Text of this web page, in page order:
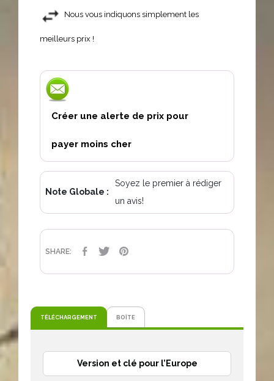
Nous vous indiquons simplement les
meilleurs prix !
Créer une alerte de prix pour
payer moins cher
Note Globale :
Soyez le premier à rédiger
un avis!
SHARE: PARTAGER
TWEET
TÉLÉCHARGEMENT BOÎTE
Version et clé pour l’Europe